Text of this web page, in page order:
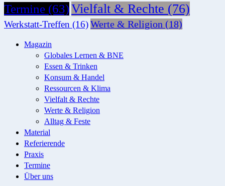
Termine (63)Vielfalt & Rechte (76)
Werkstatt-Treffen (16)Werte & Religion (18)
Magazin
Globales Lernen & BNE
Essen & Trinken
Konsum & Handel
Ressourcen & Klima
Vielfalt & Rechte
Werte & Religion
Alltag & Feste
Material
Referierende
Praxis
Termine
Über uns